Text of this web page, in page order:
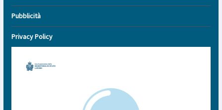
Pubblicità
Privacy Policy